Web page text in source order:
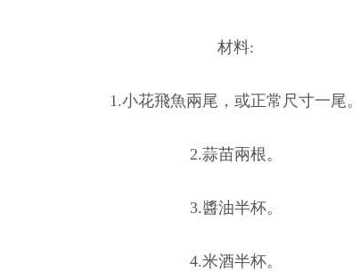
材料:
1.小花飛魚兩尾，或正常尺寸一尾。
2.蒜苗兩根。
3.醬油半杯。
4.米酒半杯。